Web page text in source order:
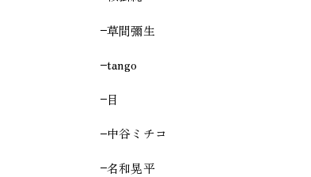
草間彌生
tango
目
中谷ミチコ
名和晃平